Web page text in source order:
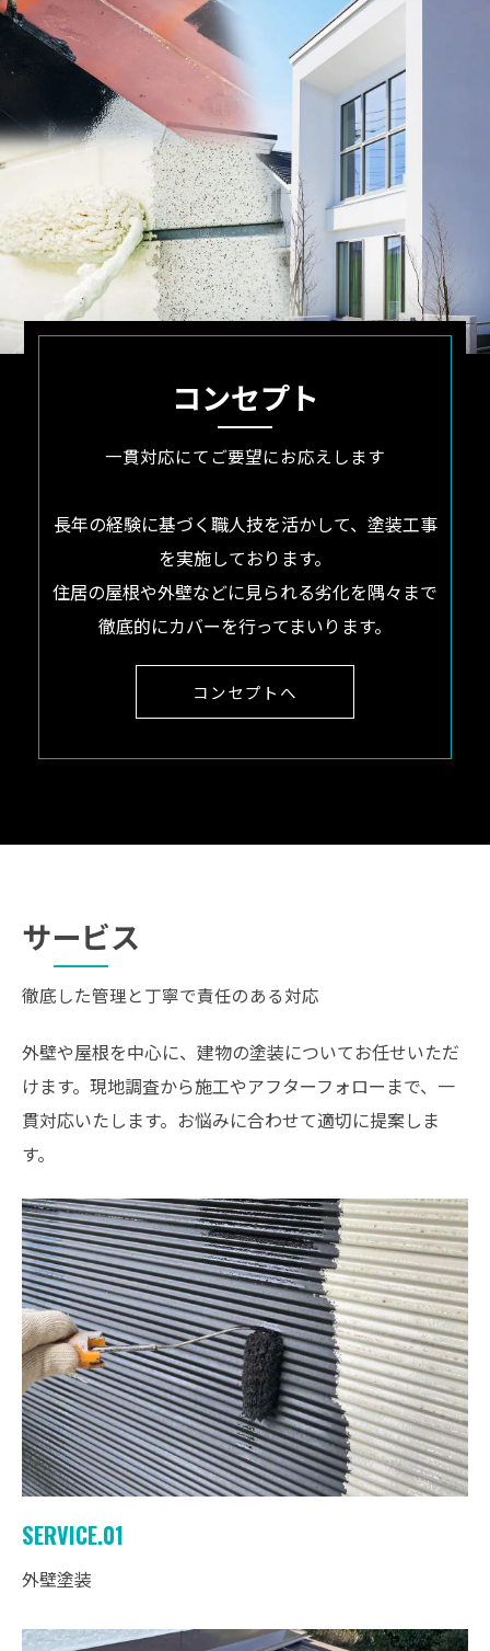
一貫対応にてご要望にお応えします
コンセプト
長年の経験に基づく職人技を活かして、塗装工事
を実施しております。
住居の屋根や外壁などに見られる劣化を隅々まで
徹底的にカバーを行ってまいります。
コンセプトへ
徹底した管理と丁寧で責任のある対応
サービス
外壁や屋根を中心に、建物の塗装についてお任せいただ
けます。現地調査から施工やアフターフォローまで、一
貫対応いたします。お悩みに合わせて適切に提案しま
す。
SERVICE.01
外壁塗装